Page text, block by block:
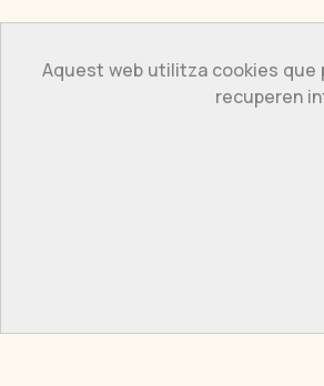
Aquest web utilitza cookies que
recuperen